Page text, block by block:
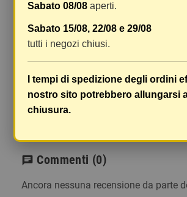
effettuati separatamente, pertanto le
spedizione saranno addebitate per
essi. Il vostro pacco sarà inviato a
Le scatole hanno dimensioni
ampie e i vostri articoli son ben
chat Commenti (0)
Ancora nessuna recensione da parte
Sabato 08/08 aperti.
Sabato 15/08, 22/08 e 29/08
tutti i negozi chiusi.
I tempi di spedizione degli ordini
nostro sito potrebbero allungarsi
chiusura.